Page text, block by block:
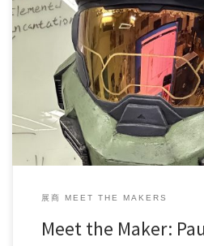
Paul Kwiatkowski is a passionate
展商 MEET THE MAKERS
Meet the Maker: